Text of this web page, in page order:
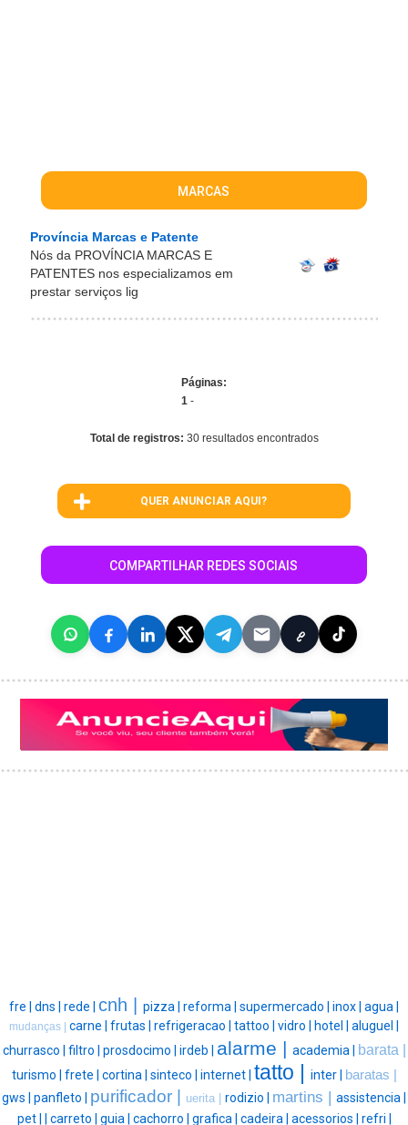
MARCAS
Província Marcas e Patente
Nós da PROVÍNCIA MARCAS E
PATENTES nos especializamos em
prestar serviços lig
Páginas:
1 -
Total de registros: 30 resultados encontrados
QUER ANUNCIAR AQUI?
COMPARTILHAR REDES SOCIAIS
fre | dns | rede | cnh | pizza | reforma | supermercado | inox | agua |
mudanças | carne | frutas | refrigeracao | tattoo | vidro | hotel | aluguel |
churrasco | filtro | prosdocimo | irdeb | alarme | academia | barata |
turismo | frete | cortina | sinteco | internet | tatto | inter |
baratas |
gws | panfleto | purificador | uerita | rodizio | martins | assistencia |
pet |
carreto | guia | cachorro | grafica | cadeira | acessorios | refri |